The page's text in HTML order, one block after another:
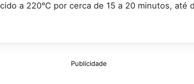
a 220°C por cerca de 15 a 20 minutos, até
Publicidade